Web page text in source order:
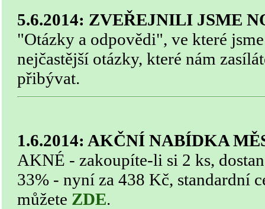
5.6.2014: ZVEŘEJNILI JSME
"Otázky a odpovědi", ve které
nejčastější otázky, které nám
přibývat.
1.6.2014: AKČNÍ NABÍDKA
AKNÉ - zakoupíte-li si 2 ks,
33% - nyní za 438 Kč, standardní
můžete ZDE.